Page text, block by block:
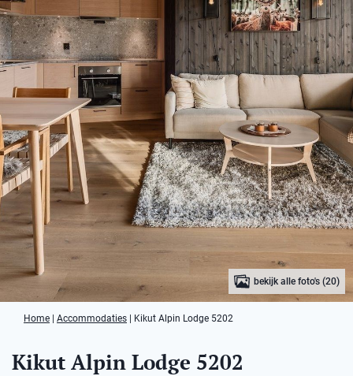
bekijk alle foto's (20)
Home Accommodaties Kikut Alpin Lodge 5202
Kikut Alpin Lodge 5202